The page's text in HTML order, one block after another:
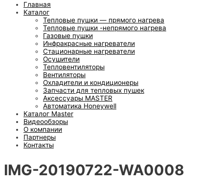
Главная
Каталог
Тепловые пушки — прямого нагрева
Тепловые пушки -непрямого нагрева
Газовые пушки
Инфракрасные нагреватели
Стационарные нагреватели
Осушители
Тепловентиляторы
Вентиляторы
Охладители и кондиционеры
Запчасти для тепловых пушек
Аксессуары MASTER
Автоматика Honeywell
Каталог Master
Видеообзоры
О компании
Партнеры
Контакты
IMG-20190722-WA0008